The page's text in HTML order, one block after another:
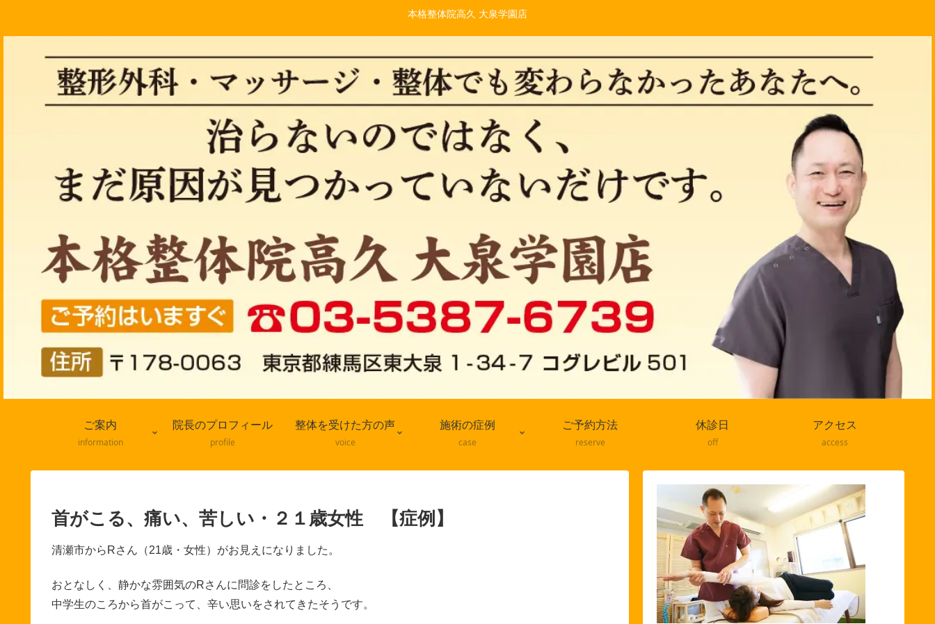
本格整体院高久 大泉学園店
ご案内
information
院長のプロフィール
profile
整体を受けた方の声
voice
施術の症例
case
ご予約方法
reserve
休診日
off
アクセス
access
首がこる、痛い、苦しい・２１歳女性 【症例】
清瀬市からRさん（21歳・女性）がお見えになりました。
おとなしく、静かな雰囲気のRさんに問診をしたところ、
中学生のころから首がこって、辛い思いをされてきたそうです。